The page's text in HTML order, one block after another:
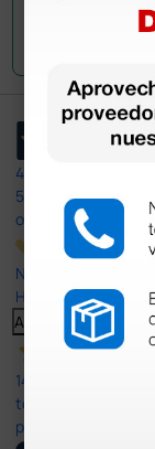
4,4
597
opiniones
Nuestras reseñas
Haga clic aquí
Anterior
Siguiente
14 Jul 2026
todo correcto.
plazo de entrega se